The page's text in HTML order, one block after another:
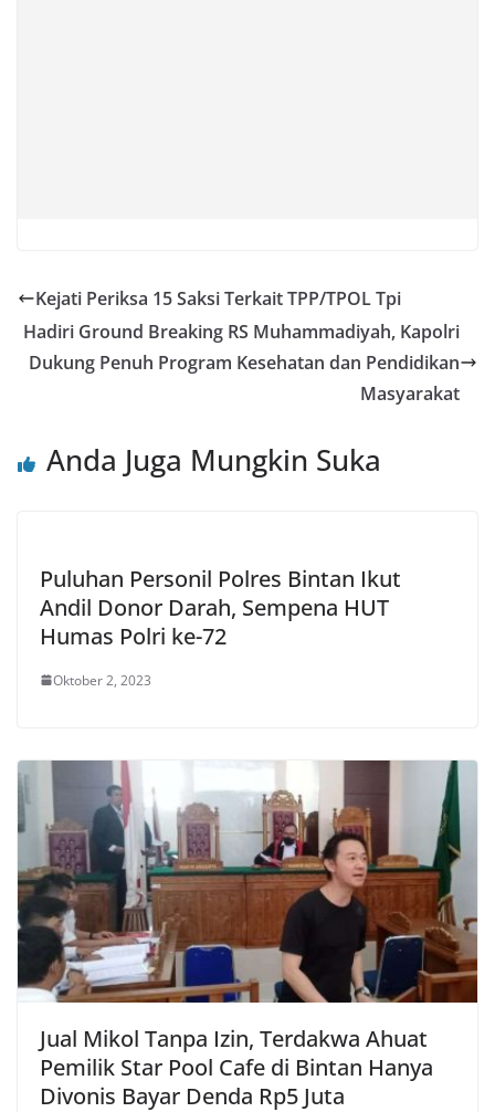
Kejati Periksa 15 Saksi Terkait TPP/TPOL Tpi
Hadiri Ground Breaking RS Muhammadiyah, Kapolri
Dukung Penuh Program Kesehatan dan Pendidikan
Masyarakat
Anda Juga Mungkin Suka
Puluhan Personil Polres Bintan Ikut
Andil Donor Darah, Sempena HUT
Humas Polri ke-72
Oktober 2, 2023
Jual Mikol Tanpa Izin, Terdakwa Ahuat
Pemilik Star Pool Cafe di Bintan Hanya
Divonis Bayar Denda Rp5 Juta